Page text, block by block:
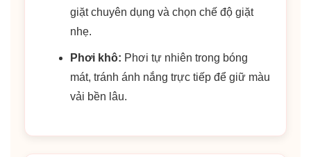
giặt chuyên dụng và chọn chế độ giặt
nhẹ.
Phơi khô: Phơi tự nhiên trong bóng
mát, tránh ánh nắng trực tiếp để giữ màu
vải bền lâu.